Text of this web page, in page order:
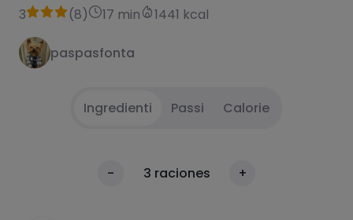
3 (8) 17 min 1441 kcal
paspasfonta
Ingredienti Passi Calorie
- 3 raciones +
Olio di cipolla da letto